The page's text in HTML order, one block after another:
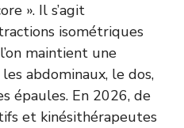
». Il s’agit
isométriques
maintient une
abdominaux, le dos,
épaules. En 2026, de
et kinésithérapeutes